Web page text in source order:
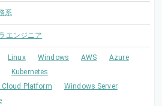
系
エンジニア
Linux Windows AWS
Azure
Kubernetes
Cloud Platform
Windows Server